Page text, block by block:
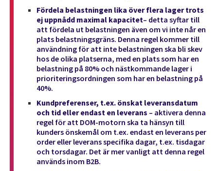
Fördela belastningen lika över flera lager trots
ej uppnådd maximal kapacitet– detta syftar till
att fördela ut belastningen även om vi inte når en
plats belastningsgräns. Denna regel kommer till
användning för att inte belastningen ska bli skev
hos de olika platserna, med en plats som har en
belastning på 80% och nästkommande lager i
prioriteringsordningen som har en belastning på
40%.
Kundpreferenser, t.ex. önskat leveransdatum
och tid eller endast en leverans – aktivera denna
regel för att DOM-motorn ska ta hänsyn till
kunders önskemål om t.ex. endast en leverans per
order eller leverans specifika dagar, t.ex. tisdagar
och torsdagar. Det är mer vanligt att denna regel
används inom B2B.